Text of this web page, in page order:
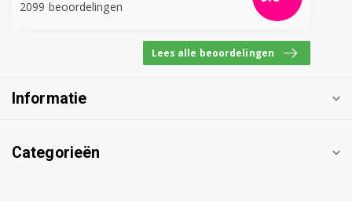
2099 beoordelingen
Lees alle beoordelingen
Informatie
Categorieën